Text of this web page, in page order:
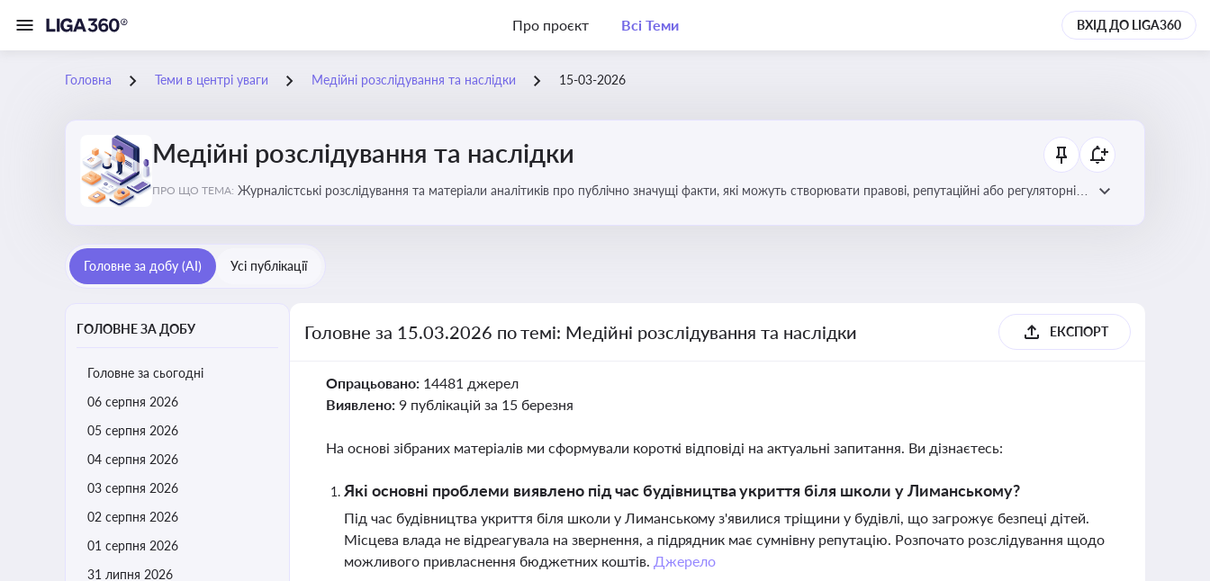
Про проєкт Всі Теми ВХІД ДО LIGA360
Головна Теми в центрі уваги Медійні розслідування та наслідки 15-03-2026
Медійні розслідування та наслідки
ПРО ЩО ТЕМА: Журналістські розслідування та матеріали аналітиків про публічно значущі факти, які можуть створювати правові, репутаційні або регуляторні
Головне за добу (AI) Усі публікації
ГОЛОВНЕ ЗА ДОБУ
Головне за сьогодні
06 серпня 2026
05 серпня 2026
04 серпня 2026
03 серпня 2026
02 серпня 2026
01 серпня 2026
31 липня 2026
Головне за 15.03.2026 по темі: Медійні розслідування та наслідки ЕКСПОРТ
Опрацьовано: 14481 джерел
Виявлено: 9 публікацій за 15 березня
На основі зібраних матеріалів ми сформували короткі відповіді на актуальні запитання. Ви дізнаєтесь:
Які основні проблеми виявлено під час будівництва укриття біля школи у Лиманському?
Під час будівництва укриття біля школи у Лиманському з'явилися тріщини у будівлі, що загрожує безпеці дітей.
Місцева влада не відреагувала на звернення, а підрядник має сумнівну репутацію. Розпочато розслідування щодо
можливого привласнення бюджетних коштів. Джерело